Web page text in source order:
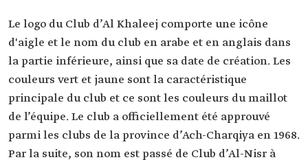
Le logo du Club d’Al Khaleej comporte une icône
d'aigle et le nom du club en arabe et en anglais dans
la partie inférieure, ainsi que sa date de création. Les
couleurs vert et jaune sont la caractéristique
principale du club et ce sont les couleurs du maillot
de l’équipe. Le club a officiellement été approuvé
parmi les clubs de la province d’Ach-Charqiya en 1968.
Par la suite, son nom est passé de Club d’Al-Nisr à